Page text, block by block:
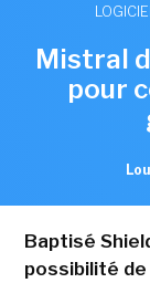
LOGICIEL
Mistral
pour
Baptisé
possibilité